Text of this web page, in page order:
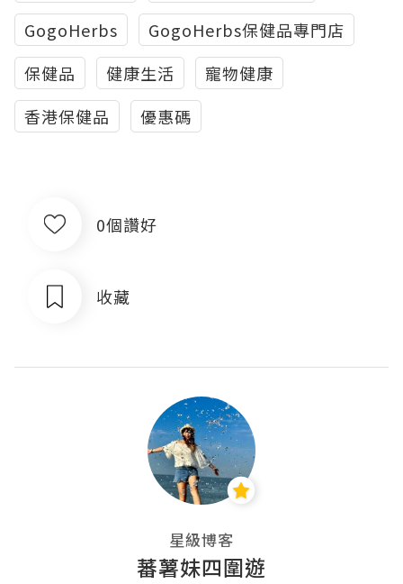
GogoHerbs
GogoHerbs保健品專門店
保健品
健康生活
寵物健康
香港保健品
優惠碼
0個讚好
收藏
星級博客
蕃薯妹四圍遊